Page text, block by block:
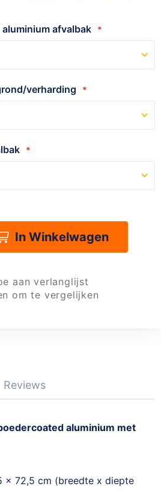
afvalbak
verharding
In Winkelwagen
aan verlanglijst
om te vergelijken
Reviews
aluminium met
x 72,5 cm (breedte x diepte